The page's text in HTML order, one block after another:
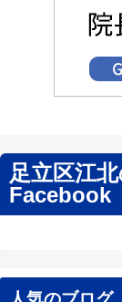
足立区江
Facebook